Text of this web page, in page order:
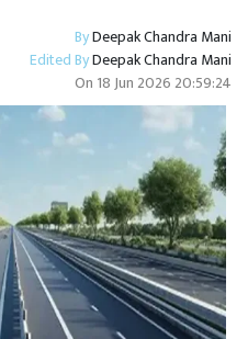
ByDeepak Chandra Mani
Edited ByDeepak Chandra Mani
On 18 Jun 2026 20:59:24